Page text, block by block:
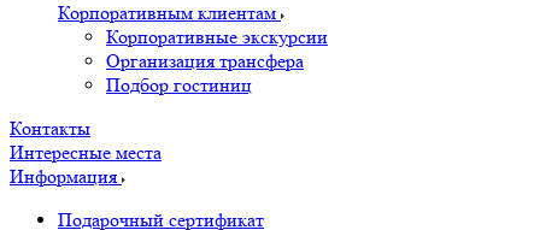
Корпоративным клиентам
Корпоративные экскурсии
Организация трансфера
Подбор гостиниц
Контакты
Интересные места
Информация
Подарочный сертификат